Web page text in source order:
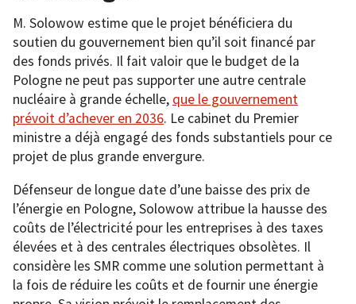
M. Solowow estime que le projet bénéficiera du
soutien du gouvernement bien qu’il soit financé par
des fonds privés. Il fait valoir que le budget de la
Pologne ne peut pas supporter une autre centrale
nucléaire à grande échelle, que le gouvernement
prévoit d’achever en 2036. Le cabinet du Premier
ministre a déjà engagé des fonds substantiels pour ce
projet de plus grande envergure.
Défenseur de longue date d’une baisse des prix de
l’énergie en Pologne, Solowow attribue la hausse des
coûts de l’électricité pour les entreprises à des taxes
élevées et à des centrales électriques obsolètes. Il
considère les SMR comme une solution permettant à
la fois de réduire les coûts et de fournir une énergie